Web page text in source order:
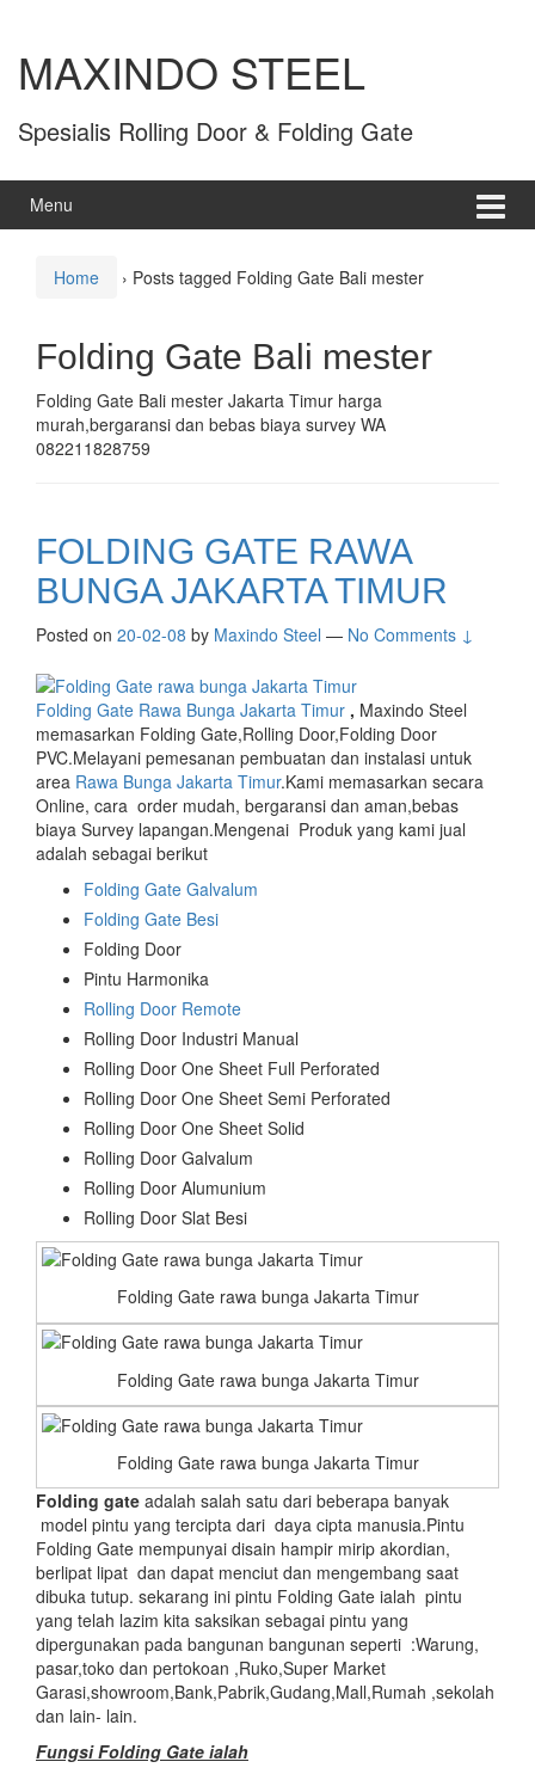
MAXINDO STEEL
Spesialis Rolling Door & Folding Gate
Menu
Home › Posts tagged Folding Gate Bali mester
Folding Gate Bali mester
Folding Gate Bali mester Jakarta Timur harga
murah,bergaransi dan bebas biaya survey WA
082211828759
FOLDING GATE RAWA
BUNGA JAKARTA TIMUR
Posted on 20-02-08 by Maxindo Steel — No Comments ↓
Folding Gate Rawa Bunga Jakarta Timur , Maxindo Steel
memasarkan Folding Gate,Rolling Door,Folding Door
PVC.Melayani pemesanan pembuatan dan instalasi untuk
area Rawa Bunga Jakarta Timur.Kami memasarkan secara
Online, cara order mudah, bergaransi dan aman,bebas
biaya Survey lapangan.Mengenai Produk yang kami jual
adalah sebagai berikut
Folding Gate Galvalum
Folding Gate Besi
Folding Door
Pintu Harmonika
Rolling Door Remote
Rolling Door Industri Manual
Rolling Door One Sheet Full Perforated
Rolling Door One Sheet Semi Perforated
Rolling Door One Sheet Solid
Rolling Door Galvalum
Rolling Door Alumunium
Rolling Door Slat Besi
Folding Gate rawa bunga Jakarta Timur
Folding Gate rawa bunga Jakarta Timur
Folding Gate rawa bunga Jakarta Timur
Folding gate adalah salah satu dari beberapa banyak
model pintu yang tercipta dari daya cipta manusia.Pintu
Folding Gate mempunyai disain hampir mirip akordian,
berlipat lipat dan dapat menciut dan mengembang saat
dibuka tutup. sekarang ini pintu Folding Gate ialah pintu
yang telah lazim kita saksikan sebagai pintu yang
dipergunakan pada bangunan bangunan seperti :Warung,
pasar,toko dan pertokoan ,Ruko,Super Market
Garasi,showroom,Bank,Pabrik,Gudang,Mall,Rumah ,sekolah
dan lain- lain.
Fungsi Folding Gate ialah